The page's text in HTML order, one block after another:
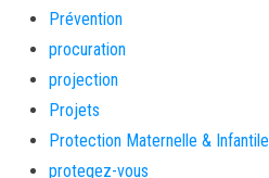
Prévention
procuration
projection
Projets
Protection Maternelle & Infantile
protegez-vous